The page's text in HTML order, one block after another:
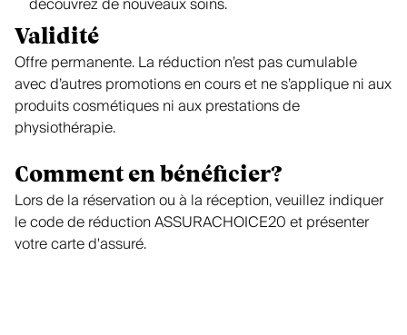
Validité
Offre permanente. La réduction n’est pas cumulable
avec d’autres promotions en cours et ne s’applique ni aux
produits cosmétiques ni aux prestations de
physiothérapie.
Comment en bénéficier?
Lors de la réservation ou à la réception, veuillez indiquer
le code de réduction ASSURACHOICE20 et présenter
votre carte d'assuré.